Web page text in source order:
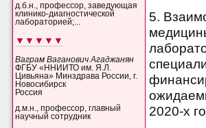
д.б.н., профессор, заведующая
клинико-диагностической
лабораторией;...
▼▼▼▼▼
Ваграм Ваганович Агаджанян
ФГБУ «ННИИТО им. Я.Л.
Цивьяна» Минздрава России, г.
Новосибирск
Россия
д.м.н., профессор, главный
научный сотрудник
5.
2020-х